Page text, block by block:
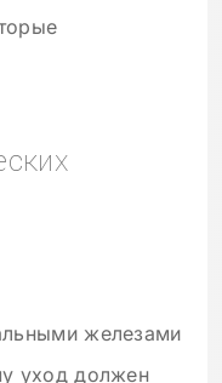
железами
уход должен